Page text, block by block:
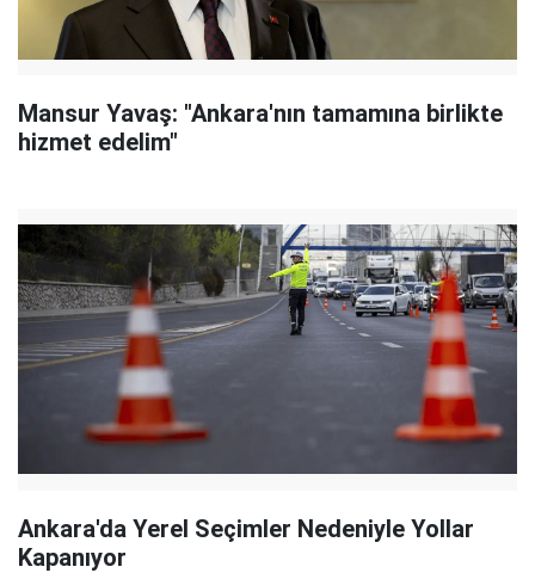
Mansur Yavaş: "Ankara'nın tamamına birlikte
hizmet edelim"
Ankara'da Yerel Seçimler Nedeniyle Yollar
Kapanıyor